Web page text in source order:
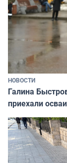
НОВОСТИ
Галина
приехали